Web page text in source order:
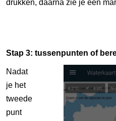
drukken, daarna zie je een
Stap 3: tussenpunten of
Nadat
je het
tweede
punt